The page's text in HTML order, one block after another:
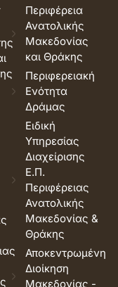
Περιφέρεια
Ανατολικής
Μακεδονίας
και Θράκης
Περιφερειακή
Ενότητα
Δράμας
Ειδική
Υπηρεσίας
Διαχείρισης
Ε.Π.
Περιφέρειας
Ανατολικής
Μακεδονίας &
Θράκης
Αποκεντρωμένη
Διοίκηση
Μακεδονίας -